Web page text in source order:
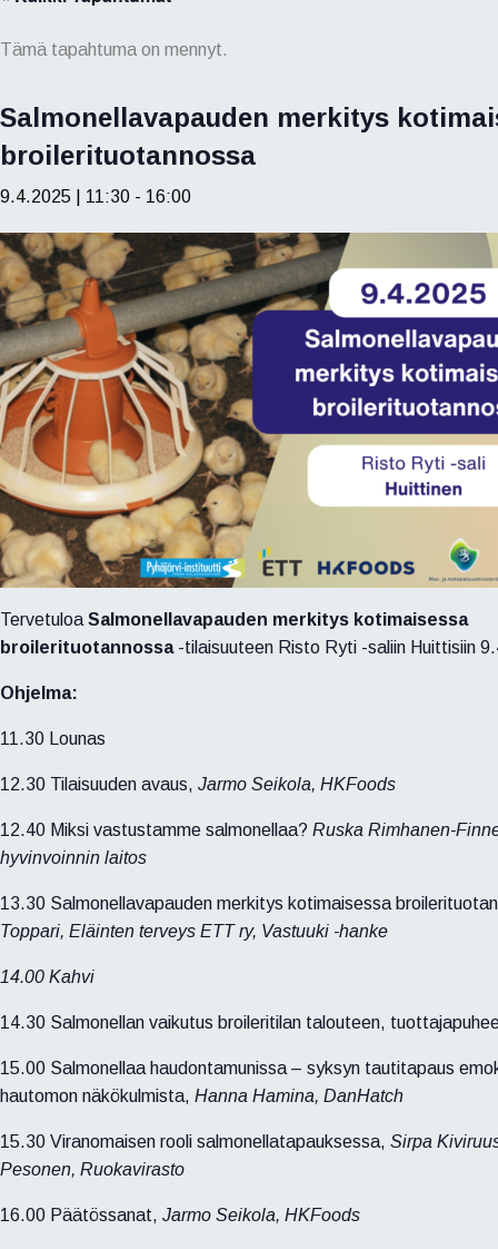
Tämä tapahtuma on mennyt.
Salmonellavapauden merkitys
broilerituotannossa
9.4.2025 | 11:30 - 16:00
Tervetuloa Salmonellavapauden merkitys kotimaisessa
broilerituotannossa-tilaisuuteen Risto Ryti -saliin Huittisiin
Ohjelma:
11.30 Lounas
12.30 Tilaisuuden avaus, Jarmo Seikola, HKFoods
12.40 Miksi vastustamme salmonellaa? Ruska Rimhanen-
hyvinvoinnin laitos
13.30 Salmonellavapauden merkitys kotimaisessa
Toppari, Eläinten terveys ETT ry, Vastuuki -hanke
14.00 Kahvi
14.30 Salmonellan vaikutus broileritilan talouteen,
15.00 Salmonellaa haudontamunissa – syksyn tautitapaus
hautomon näkökulmista, Hanna Hamina, DanHatch
15.30 Viranomaisen rooli salmonellatapauksessa, Sirpa
Pesonen, Ruokavirasto
16.00 Päätössanat, Jarmo Seikola, HKFoods